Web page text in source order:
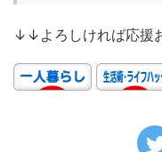
↓↓よろしければ応援